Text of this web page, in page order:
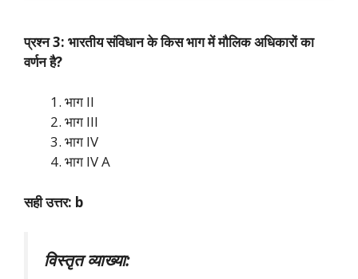
प्रश्न 3: भारतीय संविधान के किस भाग में मौलिक अधिकारों का
वर्णन है?
भाग II
भाग III
भाग IV
भाग IV A
सही उत्तर: b
विस्तृत व्याख्या: